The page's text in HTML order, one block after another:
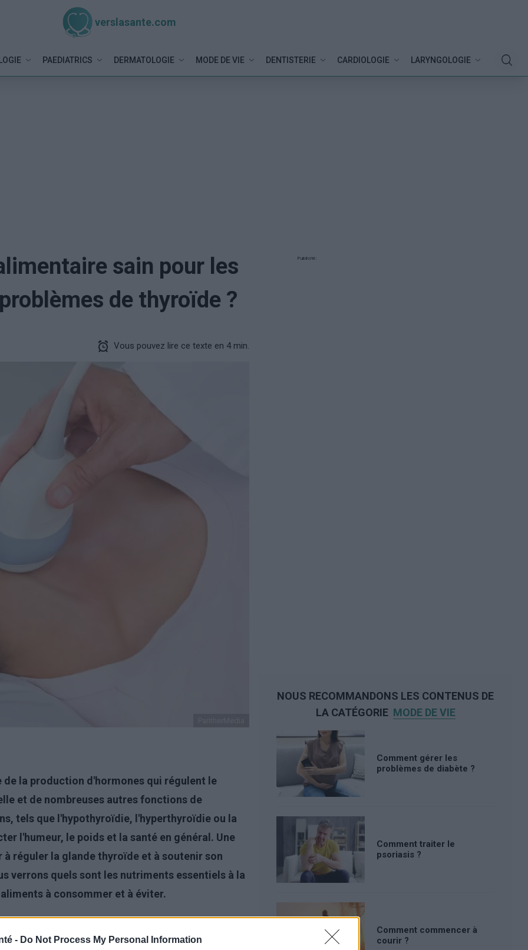
- Do Not Process My Personal Information
verslasante.com
PAEDIATRICS DERMATOLOGIE MODE DE VIE DENTISTERIE CARDIOLOGIE LARYNGOLOGIE
sain pour les
de thyroïde ?
Vous pouvez lire ce texte en 4 min.
la production d'hormones qui régulent le
et de nombreuses autres fonctions de
tels que l'hypothyroïdie, l'hyperthyroïdie ou la
l'humeur, le poids et la santé en général. Une
réguler la glande thyroïde et à soutenir son
verrons quels sont les nutriments essentiels à la
à consommer et à éviter.
Publicité:
NOUS RECOMMANDONS LES CONTENUS DE
LA CATÉGORIE MODE DE VIE
Comment gérer les
problèmes de diabète ?
Comment traiter le
psoriasis ?
Comment commencer à
courir ?